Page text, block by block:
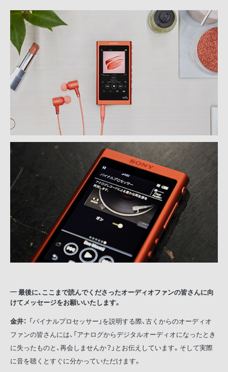
最後に、ここまで読んでくださったオーディオファンの皆さんに向
けてメッセージをお願いいたします。
金井： 「バイナルプロセッサー」を説明する際、古くからのオーディオ
ファンの皆さんには、「アナログからデジタルオーディオになったとき
に失ったものと、再会しませんか？」とお伝えしています。そして実際
に音を聴くとすぐに分かっていただけます。